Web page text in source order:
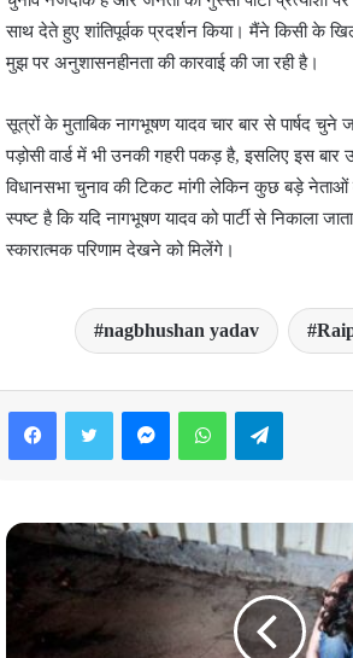
साथ देते हुए शांतिपूर्वक प्रदर्शन किया। मैंने किसी के
मुझ पर अनुशासनहीनता की कारवाई की जा रही है।
सूत्रों के मुताबिक नागभूषण यादव चार बार से पार्षद चुने
पड़ोसी वार्ड में भी उनकी गहरी पकड़ है, इसलिए इस बार
विधानसभा चुनाव की टिकट मांगी लेकिन कुछ बड़े
स्पष्ट है कि यदि नागभूषण यादव को पार्टी से निकाला
स्कारात्मक परिणाम देखने को मिलेंगे।
nagbhushan yadav
FacebookTwitter MessengerWhatsAppTelegram